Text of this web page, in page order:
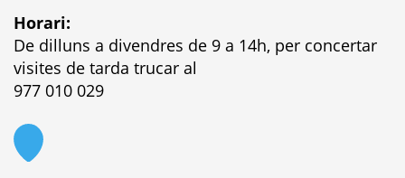
Horari:
De dilluns a divendres de 9 a 14h, per concertar
visites de tarda trucar al
977 010 029